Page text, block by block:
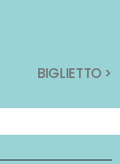
BIGLIETTO >
BIGLIETTO >